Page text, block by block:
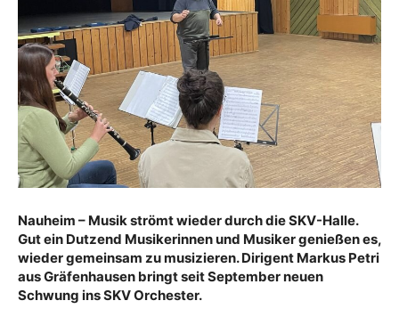
Nauheim – Musik strömt wieder durch die SKV-Halle.
Gut ein Dutzend Musikerinnen und Musiker genießen es,
wieder gemeinsam zu musizieren. Dirigent Markus Petri
aus Gräfenhausen bringt seit September neuen
Schwung ins SKV Orchester.